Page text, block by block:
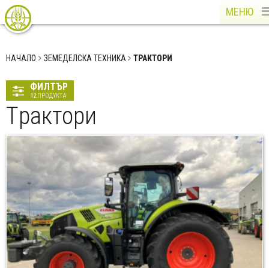
МЕНЮ
НАЧАЛО ЗЕМЕДЕЛСКА ТЕХНИКА TРАКТОРИ
ФИЛТЪР
12 ПРОДУКТА
Tрактори